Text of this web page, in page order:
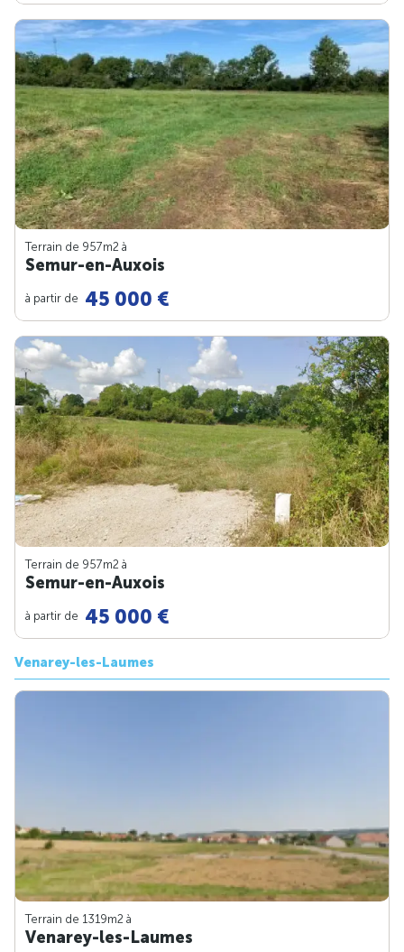
Terrain de 957m2 à
Semur-en-Auxois
à partir de 45 000 €
Terrain de 957m2 à
Semur-en-Auxois
à partir de 45 000 €
Venarey-les-Laumes
Terrain de 1319m2 à
Venarey-les-Laumes